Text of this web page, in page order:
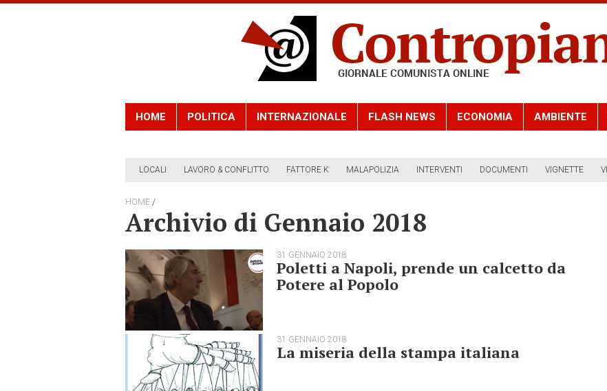
HOME POLITICA INTERNAZIONALE FLASH NEWS ECONOMIA AMBIENTE
LOCALI LAVORO & CONFLITTO FATTORE K MALAPOLIZIA INTERVENTI DOCUMENTI VIGNETTE
HOME /
Archivio di Gennaio 2018
31 GENNAIO 2018
Poletti a Napoli, prende un calcetto da
Potere al Popolo
31 GENNAIO 2018
La miseria della stampa italiana